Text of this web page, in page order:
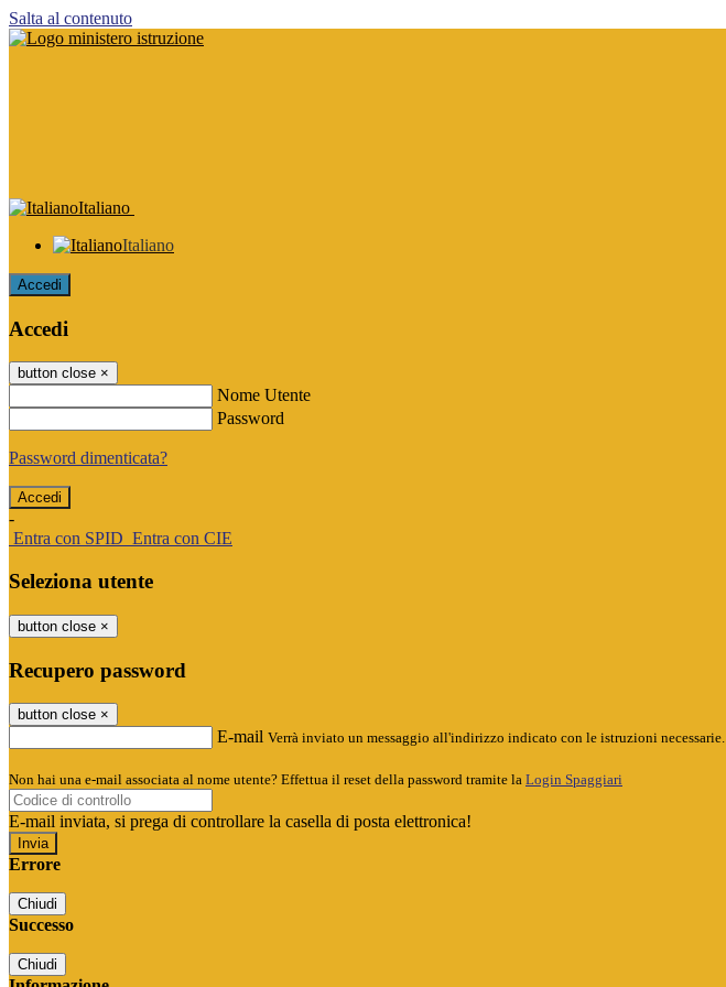
Salta al contenuto
Italiano
Italiano
Accedi
Accedi
button close ×
Nome Utente
Password
Password dimenticata?
-
Entra con SPID Entra con CIE
Seleziona utente
button close ×
Recupero password
button close ×
E-mail Verrà inviato un messaggio all'indirizzo indicato con le istruzioni necessarie.
Non hai una e-mail associata al nome utente? Effettua il reset della password tramite la Login Spaggiari
E-mail inviata, si prega di controllare la casella di posta elettronica!
Errore
Chiudi
Successo
Chiudi